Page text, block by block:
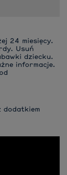
24 miesięcy.
Usuń
dziecku.
informacje.
dodatkiem